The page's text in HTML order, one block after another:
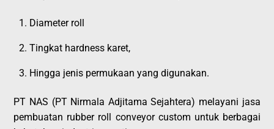
Diameter roll
Tingkat hardness karet,
Hingga jenis permukaan yang digunakan.
PT NAS (PT Nirmala Adjitama Sejahtera) melayani jasa
pembuatan rubber roll conveyor custom untuk berbagai